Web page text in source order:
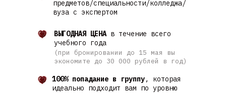
ВЫГОДНАЯ ЦЕНАв течение всего
учебного года
предметов/специальности/колледжа/
вуза с экспертом
100% попадание в группу, которая
идеально подходит вам по уровню
(при бронировании до 15 мая вы
экономите до 30 000 рублей в год)